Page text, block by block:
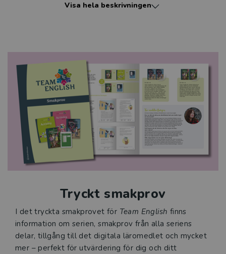
• ord- och hörförståelseövningar
I Sam’s Secret följer eleverna Sam, Zelda, Matilda och
Liam på ett spännande äventyr i Cornwall i England.
Barnen är väldigt olika men lär känna varandra efter
hand och tillsammans ställs de inför mysterier,
utmaningar och magiska upptäckter. När Sam börjar
förstå att han har en ovanlig förmåga förändras allt,
och vännerna dras in i ett äventyr där både mod och
vänskap sätts på prov.
www.studentlitteratur.se/team-english
Visa hela beskrivningen
Tryckt smakprov
I det tryckta smakprovet för Team English finns
information om serien, smakprov från alla seriens
delar, tillgång till det digitala läromedlet och mycket
mer – perfekt för utvärdering för dig och ditt